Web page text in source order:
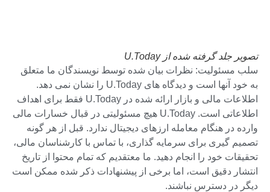
تصویر جلد گرفته شده از U.Today
سلب مسئولیت: نظرات بیان شده توسط نویسندگان ما متعلق
به خود آنها است و دیدگاه های U.Today را نشان نمی دهد.
اطلاعات مالی و بازار ارائه شده در U.Today فقط برای اهداف
اطلاعاتی است. U.Today هیچ مسئولیتی در قبال خسارات مالی
وارده در هنگام معامله ارزهای دیجیتال ندارد. قبل از هر گونه
تصمیم گیری برای سرمایه گذاری، با تماس با کارشناسان مالی،
تحقیقات خود را انجام دهید. ما معتقدیم که تمام محتوا از تاریخ
انتشار دقیق است، اما برخی از پیشنهادات ذکر شده ممکن است
دیگر در دسترس نباشند.